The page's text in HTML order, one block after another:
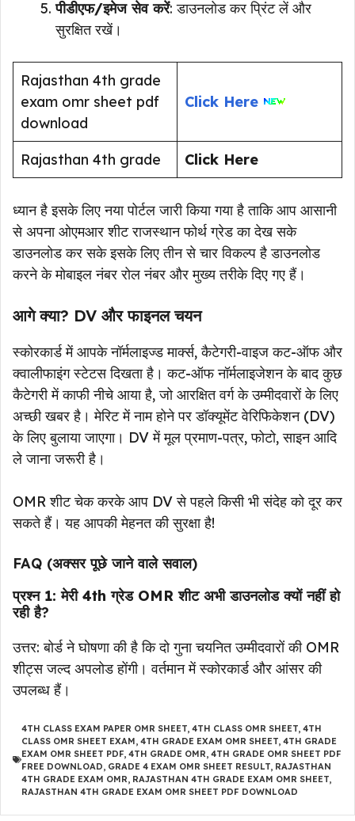
पीडीएफ/इमेज सेव करें: डाउनलोड कर प्रिंट लें और
सुरक्षित रखें।
Rajasthan 4th grade
exam omr sheet pdf
download
Click Here
Rajasthan 4th grade Click Here
ध्यान है इसके लिए नया पोर्टल जारी किया गया है ताकि आप आसानी
से अपना ओएमआर शीट राजस्थान फोर्थ ग्रेड का देख सके
डाउनलोड कर सके इसके लिए तीन से चार विकल्प है डाउनलोड
करने के मोबाइल नंबर रोल नंबर और मुख्य तरीके दिए गए हैं।
आगे क्या? DV और फाइनल चयन
स्कोरकार्ड में आपके नॉर्मलाइज्ड मार्क्स, कैटेगरी-वाइज कट-ऑफ और
क्वालीफाइंग स्टेटस दिखता है। कट-ऑफ नॉर्मलाइजेशन के बाद कुछ
कैटेगरी में काफी नीचे आया है, जो आरक्षित वर्ग के उम्मीदवारों के लिए
अच्छी खबर है। मेरिट में नाम होने पर डॉक्यूमेंट वेरिफिकेशन (DV)
के लिए बुलाया जाएगा। DV में मूल प्रमाण-पत्र, फोटो, साइन आदि
ले जाना जरूरी है।
OMR शीट चेक करके आप DV से पहले किसी भी संदेह को दूर कर
सकते हैं। यह आपकी मेहनत की सुरक्षा है!
FAQ (अक्सर पूछे जाने वाले सवाल)
प्रश्न 1: मेरी 4th ग्रेड OMR शीट अभी डाउनलोड क्यों नहीं हो
रही है?
उत्तर: बोर्ड ने घोषणा की है कि दो गुना चयनित उम्मीदवारों की OMR
शीट्स जल्द अपलोड होंगी। वर्तमान में स्कोरकार्ड और आंसर की
उपलब्ध हैं।
4TH CLASS EXAM PAPER OMR SHEET 4TH CLASS OMR SHEET 4TH
CLASS OMR SHEET EXAM 4TH GRADE EXAM OMR SHEET 4TH GRADE
EXAM OMR SHEET PDF 4TH GRADE OMR 4TH GRADE OMR SHEET PDF
FREE DOWNLOAD GRADE 4 EXAM OMR SHEET RESULT RAJASTHAN
4TH GRADE EXAM OMR RAJASTHAN 4TH GRADE EXAM OMR SHEET
RAJASTHAN 4TH GRADE EXAM OMR SHEET PDF DOWNLOAD